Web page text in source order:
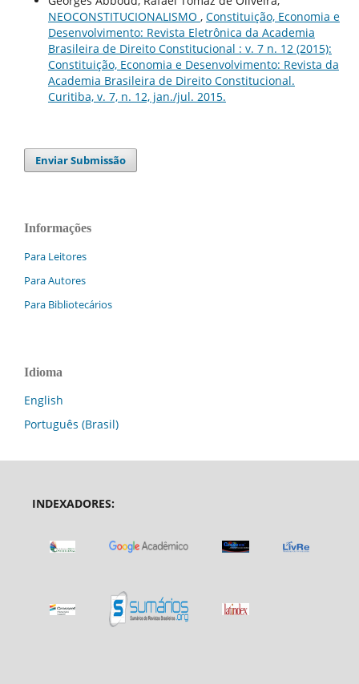
NEOCONSTITUCIONALISMO , Constituição, Economia e
Desenvolvimento: Revista Eletrônica da Academia
Brasileira de Direito Constitucional : v. 7 n. 12 (2015):
Constituição, Economia e Desenvolvimento: Revista da
Academia Brasileira de Direito Constitucional.
Curitiba, v. 7, n. 12, jan./jul. 2015.
Enviar Submissão
Informações
Para Leitores
Para Autores
Para Bibliotecários
Idioma
English
Português (Brasil)
INDEXADORES: